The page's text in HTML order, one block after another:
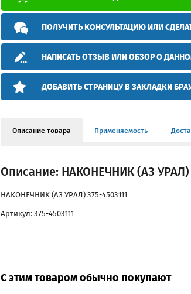
ПОЛУЧИТЬ КОНСУЛЬТАЦИЮ ИЛИ
НАПИСАТЬ ОТЗЫВ ИЛИ ОБЗОР О
ДОБАВИТЬ СТРАНИЦУ В ЗАКЛАДКИ
Описание товара Применяемость
Описание: НАКОНЕЧНИК (АЗ УРАЛ)
НАКОНЕЧНИК (АЗ УРАЛ) 375-4503111
Артикул: 375-4503111
С этим товаром обычно покупают